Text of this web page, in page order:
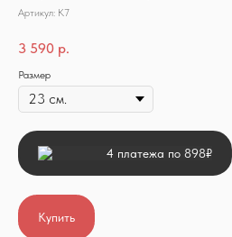
Артикул: К7
3 590 р.
Размер
Купить
4 платежа по 898₽